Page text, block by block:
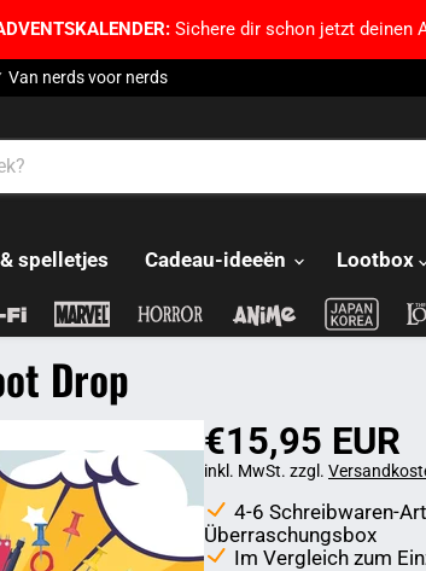
Sichere dir schon jetzt deinen
Van nerds voor nerds
spelletjes Cadeau-ideeën Lootbox
Drop
€15,95 EUR
inkl. MwSt. zzgl.
4-6 Schreibwaren-
Überraschungsbox
Im Vergleich zum